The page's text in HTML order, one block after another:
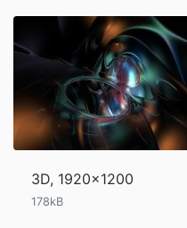
3D, 1920x1200
178kB